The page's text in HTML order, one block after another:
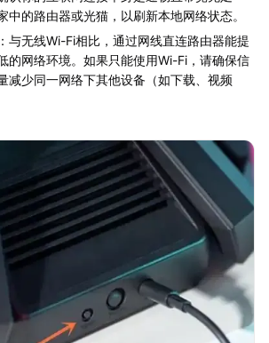
中的路由器或光猫，以刷新本地网络状态。
：与无线Wi-Fi相比，通过网线直连路由器能提
的网络环境。如果只能使用Wi-Fi，请确保信
减少同一网络下其他设备（如下载、视频